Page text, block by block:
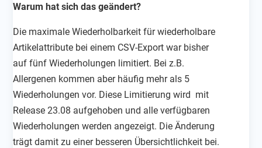
Warum hat sich das geändert?
Die maximale Wiederholbarkeit für wiederholbare
Artikelattribute bei einem CSV-Export war bisher
auf fünf Wiederholungen limitiert. Bei z.B.
Allergenen kommen aber häufig mehr als 5
Wiederholungen vor. Diese Limitierung wird mit
Release 23.08 aufgehoben und alle verfügbaren
Wiederholungen werden angezeigt. Die Änderung
trägt damit zu einer besseren Übersichtlichkeit bei.